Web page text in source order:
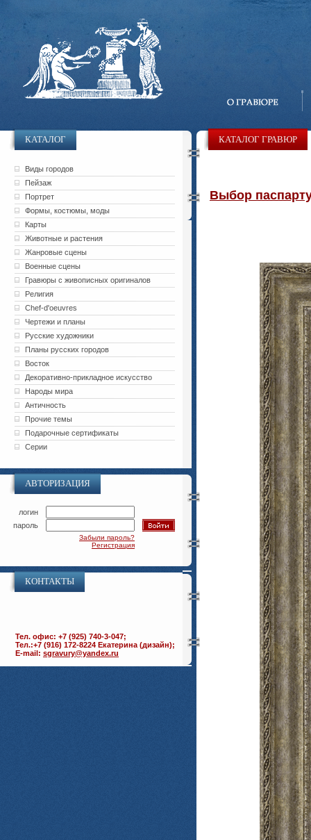
КАТАЛОГ
Виды городов
Пейзаж
Портрет
Формы, костюмы, моды
Карты
Животные и растения
Жанровые сцены
Военные сцены
Гравюры с живописных оригиналов
Религия
Chef-d'oeuvres
Чертежи и планы
Русские художники
Планы русских городов
Восток
Декоративно-прикладное искусство
Народы мира
Античность
Прочие темы
Подарочные сертификаты
Серии
АВТОРИЗАЦИЯ
логин
пароль
Забыли пароль?
Регистрация
КОНТАКТЫ
Тел. офис: +7 (925) 740-3-047;
Тел.:+7 (916) 172-8224 Екатерина (дизайн);
E-mail: sgravury@yandex.ru
КАТАЛОГ ГРАВЮР
Выбор